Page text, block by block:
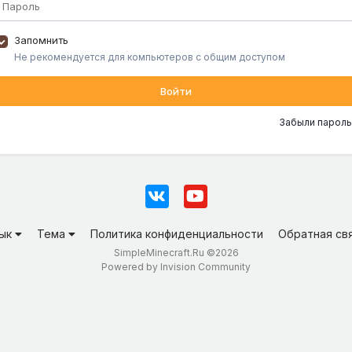
Запомнить
Не рекомендуется для компьютеров с общим доступом
Войти
Забыли
Тема Политика конфиденциальности Обратная
SimpleMinecraft.Ru ©2026
Powered by Invision Community